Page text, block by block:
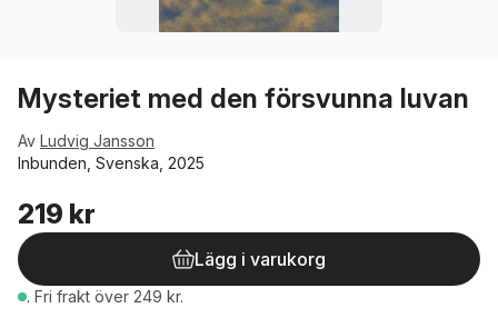
Mysteriet med den försvunna luvan
Av Ludvig Jansson
Inbunden, Svenska, 2025
219 kr
Lägg i varukorg
. Fri frakt över 249 kr.